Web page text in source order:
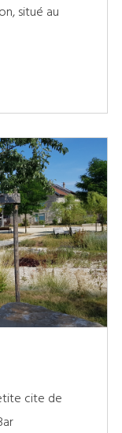
situé au
cite de